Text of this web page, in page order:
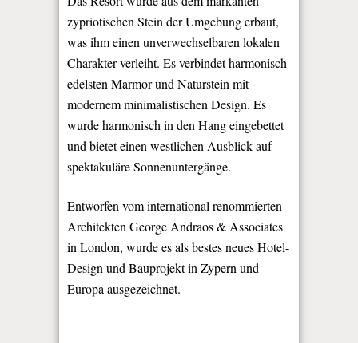
zypriotischen Stein der Umgebung erbaut,
was ihm einen unverwechselbaren lokalen
Charakter verleiht. Es verbindet harmonisch
edelsten Marmor und Naturstein mit
modernem minimalistischen Design. Es
wurde harmonisch in den Hang eingebettet
und bietet einen westlichen Ausblick auf
spektakuläre Sonnenuntergänge.
Entworfen vom international renommierten
Architekten George Andraos & Associates
in London, wurde es als bestes neues Hotel-
Design und Bauprojekt in Zypern und
Europa ausgezeichnet.